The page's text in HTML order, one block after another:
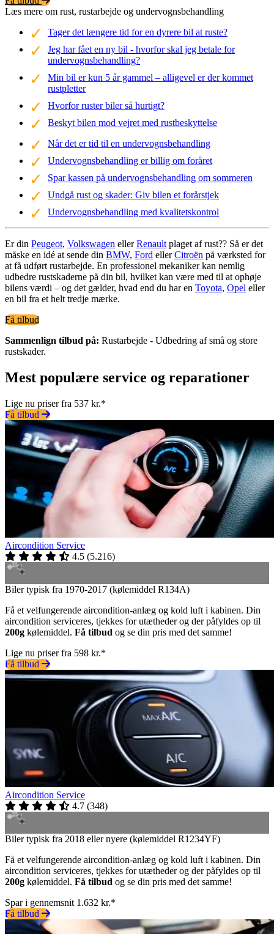
Læs mere om rust, rustarbejde og undervognsbehandling
Tager det længere tid for en dyrere bil at ruste?
Jeg har fået en ny bil - hvorfor skal jeg betale for
undervognsbehandling?
Min bil er kun 5 år gammel – alligevel er der kommet
rustpletter
Hvorfor ruster biler så hurtigt?
Beskyt bilen mod vejret med rustbeskyttelse
Når det er tid til en undervognsbehandling
Undervognsbehandling er billig om foråret
Spar kassen på undervognsbehandling om sommeren
Undgå rust og skader: Giv bilen et forårstjek
Undervognsbehandling med kvalitetskontrol
Er din Peugeot, Volkswagen ellerRenault plaget af rust?? Så er det
måske en idé at sende din BMW, Ford ellerCitroën på værksted for
at få udført rustarbejde. En professionel mekaniker kan nemlig
udbedre rustskaderne på din bil, hvilket kan være med til at ophøje
bilens værdi – og det gælder, hvad end du har en Toyota, Opel eller
en bil fra et helt tredje mærke.
Få tilbud
Sammenlign tilbud på: Rustarbejde - Udbedring af små og store
rustskader.
Mest populære service og reparationer
Lige nu priser fra 537 kr.*
Få tilbud
Aircondition Service
4.5 (5.216)
Biler typisk fra 1970-2017 (kølemiddel R134A)
Få et velfungerende aircondition-anlæg og kold luft i kabinen. Din
aircondition serviceres, tjekkes for utætheder og der påfyldes op til
200g kølemiddel. Få tilbud og se din pris med det samme!
Lige nu priser fra 598 kr.*
Få tilbud
Aircondition Service
4.7 (348)
Biler typisk fra 2018 eller nyere (kølemiddel R1234YF)
Få et velfungerende aircondition-anlæg og kold luft i kabinen. Din
aircondition serviceres, tjekkes for utætheder og der påfyldes op til
200g kølemiddel. Få tilbud og se din pris med det samme!
Spar i gennemsnit 1.632 kr.*
Få tilbud